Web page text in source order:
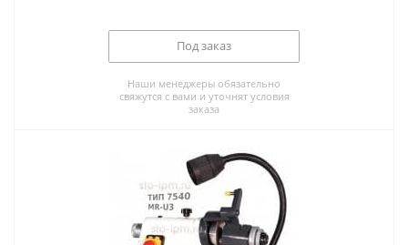
Под заказ
Наши менеджеры обязательно
свяжутся с вами и уточнят условия
заказа